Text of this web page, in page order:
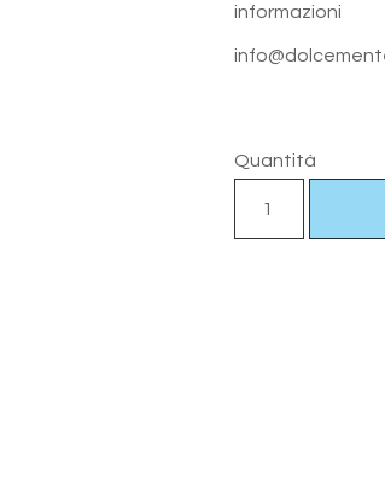
informazioni
Quantità